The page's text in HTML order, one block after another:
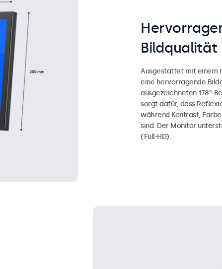
Bildqualität
Ausgestattet mit einem
eine hervorragende
ausgezeichneten 178°-
sorgt dafür, dass
während Kontrast,
sind. Der Monitor
(Full-HD).